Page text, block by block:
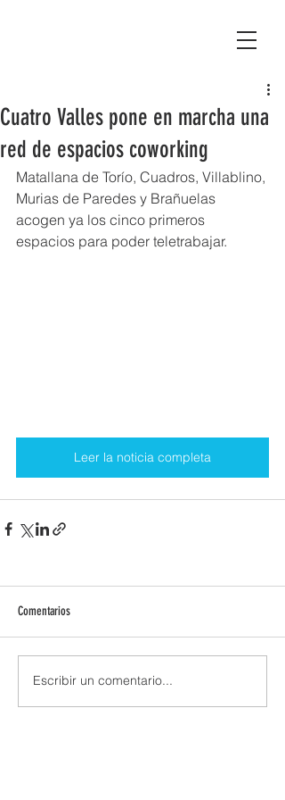
Cuatro Valles pone en marcha una
red de espacios coworking
Matallana de Torío, Cuadros, Villablino,
Murias de Paredes y Brañuelas
acogen ya los cinco primeros
espacios para poder teletrabajar.
Leer la noticia completa
Comentarios
Escribir un comentario...